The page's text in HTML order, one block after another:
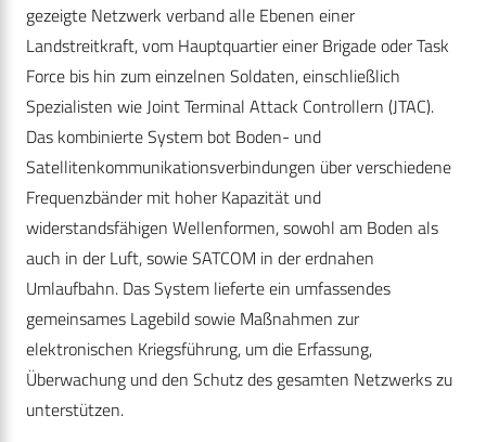
gezeigte Netzwerk verband alle Ebenen einer
Landstreitkraft, vom Hauptquartier einer Brigade oder Task
Force bis hin zum einzelnen Soldaten, einschließlich
Spezialisten wie Joint Terminal Attack Controllern (JTAC).
Das kombinierte System bot Boden- und
Satellitenkommunikationsverbindungen über verschiedene
Frequenzbänder mit hoher Kapazität und
widerstandsfähigen Wellenformen, sowohl am Boden als
auch in der Luft, sowie SATCOM in der erdnahen
Umlaufbahn. Das System lieferte ein umfassendes
gemeinsames Lagebild sowie Maßnahmen zur
elektronischen Kriegsführung, um die Erfassung,
Überwachung und den Schutz des gesamten Netzwerks zu
unterstützen.